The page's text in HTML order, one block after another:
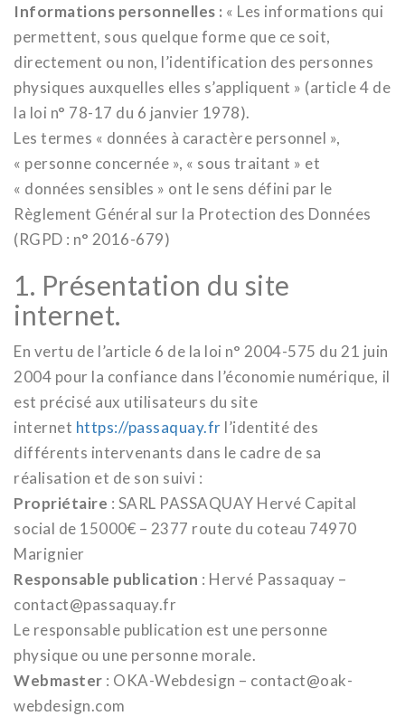
Informations personnelles : « Les informations qui
permettent, sous quelque forme que ce soit,
directement ou non, l’identification des personnes
physiques auxquelles elles s’appliquent » (article 4 de
la loi n° 78-17 du 6 janvier 1978).
Les termes « données à caractère personnel »,
« personne concernée », « sous traitant » et
« données sensibles » ont le sens défini par le
Règlement Général sur la Protection des Données
(RGPD : n° 2016-679)
1. Présentation du site
internet.
En vertu de l’article 6 de la loi n° 2004-575 du 21 juin
2004 pour la confiance dans l’économie numérique, il
est précisé aux utilisateurs du site
internet https://passaquay.fr l’identité des
différents intervenants dans le cadre de sa
réalisation et de son suivi :
Propriétaire : SARL PASSAQUAY Hervé Capital
social de 15000€ – 2377 route du coteau 74970
Marignier
Responsable publication : Hervé Passaquay –
contact@passaquay.fr
Le responsable publication est une personne
physique ou une personne morale.
Webmaster : OKA-Webdesign – contact@oak-
webdesign.com